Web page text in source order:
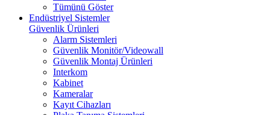
Tümünü Göster
Endüstriyel Sistemler
Güvenlik Ürünleri
Alarm Sistemleri
Güvenlik Monitör/Videowall
Güvenlik Montaj Ürünleri
Interkom
Kabinet
Kameralar
Kayıt Cihazları